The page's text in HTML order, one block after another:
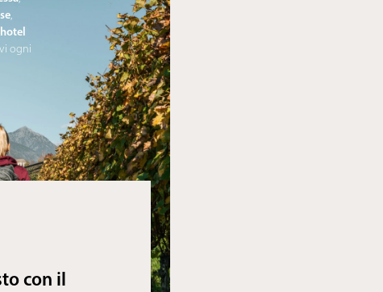
,
hotel
ogni
con il